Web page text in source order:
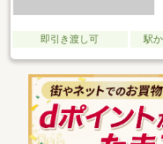
即引き渡し可 駅